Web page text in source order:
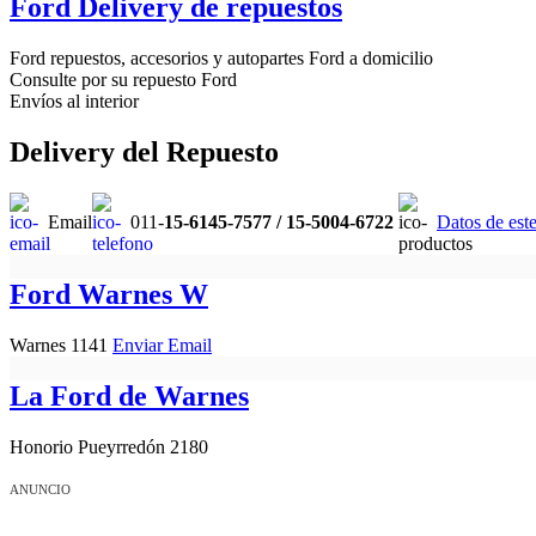
Ford Delivery de repuestos
Ford repuestos, accesorios y autopartes Ford a domicilio
Consulte por su repuesto Ford
Envíos al interior
Delivery del Repuesto
Email 011-15-6145-7577 / 15-5004-6722 Datos de
Ford Warnes W
Warnes 1141 Enviar Email
La Ford de Warnes
Honorio Pueyrredón 2180
ANUNCIO